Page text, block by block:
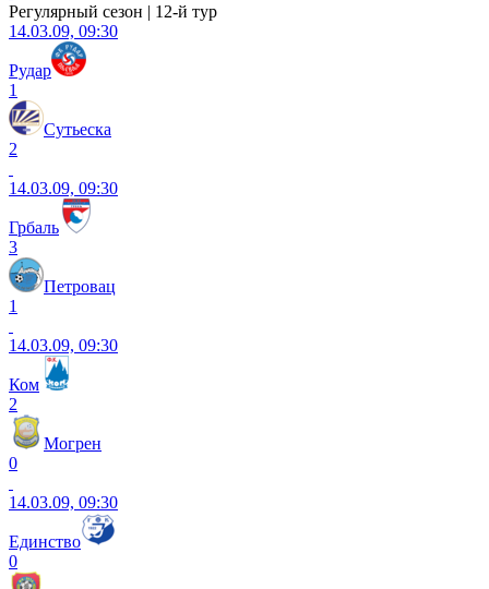
Регулярный сезон | 12-й тур
14.03.09, 09:30
Рудар
1
Сутьеска
2
14.03.09, 09:30
Грбаль
3
Петровац
1
14.03.09, 09:30
Ком
2
Могрен
0
14.03.09, 09:30
Единство
0